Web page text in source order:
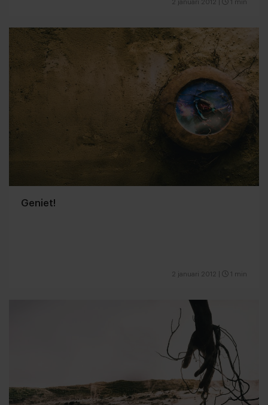
2 januari 2012 1 min
Geniet!
2 januari 2012 1 min